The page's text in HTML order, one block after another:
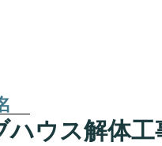
ハウス解体工